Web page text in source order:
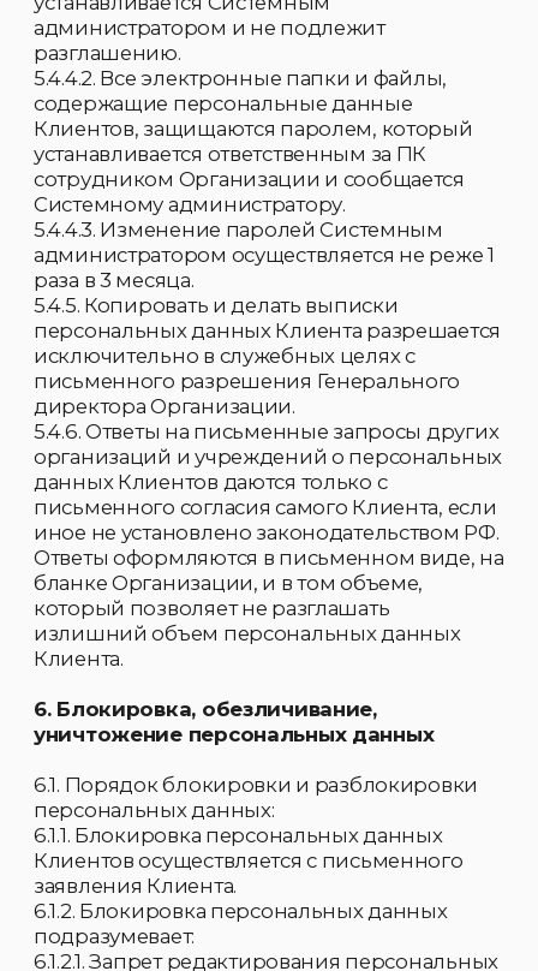
7.3.2. В течение срока хранения
персональные данные не могут быть
обезличены или уничтожены.
7.3.3. По истечении срока хранения
персональные данные могут быть
уничтожены на бумажном носителе в
порядке, установленном в Положении и
действующем законодательстве РФ.
8. Права оператора персональных данных
Организация вправе:
8.1. Отстаивать свои интересы в суде.
8.2. Предоставлять персональные данные
Клиентов третьим лицам, если это
предусмотрено действующим
законодательством (налоговые,
правоохранительные органы и др.) или
8.3. Отказать в предоставлении
персональных данных в случаях,
предусмотренных законодательством РФ.
8.4. Использовать персональные данные
Клиента без его согласия, в случаях
предусмотренных законодательством РФ.
9. Права Клиента
Клиент имеет право:
9.1. Требовать уточнения своих
персональных данных, их блокирования
или уничтожения в случае, если
персональные данные являются
неполными, устаревшими,
недостоверными, незаконно полученными
или не являются необходимыми для
меры по защите своих прав;
персональных данных, имеющихся в
9.3. Получать информацию о сроках
обработки персональных данных, в том
числе о сроках их хранения.
9.4. Требовать извещения всех лиц, которым
ранее были сообщены неверные или
неполные его персональные данные, обо
всех произведенных в них исключениях,
исправлениях или дополнениях.
9.5. Обжаловать в уполномоченный орган по
защите прав субъектов персональных
данных или в судебном порядке